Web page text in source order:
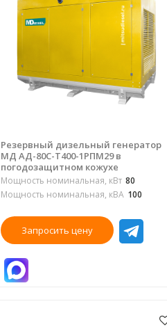
Резервный дизельный генератор
МД АД-80С-Т400-1РПМ29 в
погодозащитном кожухе
Мощность номинальная, кВт 80
Мощность номинальная, кВА 100
Запросить цену